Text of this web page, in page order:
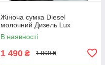
Жіноча сумка Diesel
молочний Дизель Lux
В наявності
1 490 ₴ 1 890 ₴